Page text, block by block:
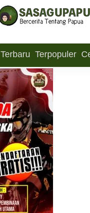
Terbaru Terpopuler